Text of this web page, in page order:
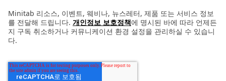
Minitab 리소스, 이벤트, 웨비나, 뉴스레터, 제품 또는 서비스 정보
를 전달해 드립니다. 개인정보 보호정책에 명시된 바에 따라 언제든
지 구독 취소하거나 커뮤니케이션 환경 설정을 관리하실 수 있습니
다.